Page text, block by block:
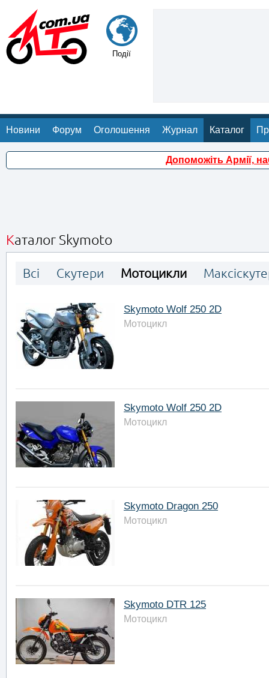
Події
Новини Форум Оголошення Журнал Каталог
Допоможіть Армії,
Каталог Skymoto
Всі Скутери Мотоцикли
Skymoto Wolf 250 2D
Мотоцикл
Skymoto Wolf 250 2D
Мотоцикл
Skymoto Dragon 250
Мотоцикл
Skymoto DTR 125
Мотоцикл